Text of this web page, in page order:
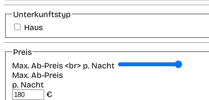
Unterkunftstyp
Haus
Preis
Max. Ab-Preis <br> p. Nacht
Max. Ab-Preis
p. Nacht
€